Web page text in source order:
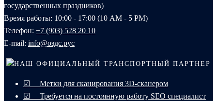
государственных праздников)
Время работы: 10:00 - 17:00 (10 AM - 5 PM)
Телефон: +7 (903) 528 20 10‬
E-mail: info@оздс.рус
НАШ ОФИЦИАЛЬНЫЙ ТРАНСПОРТНЫЙ ПАРТНЕР
☑ Метки для сканирования 3D-сканером
☑ Требуется на постоянную работу SEO специалист